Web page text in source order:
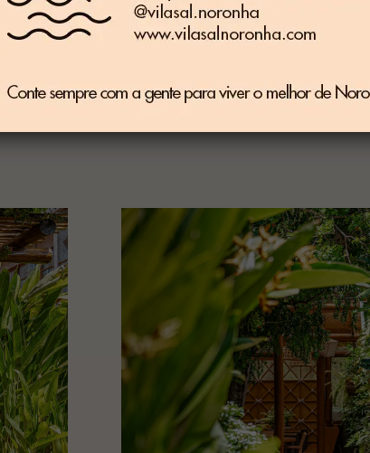
conforto e a tranquilidade que você precisa
do paraíso de belezas naturais que é